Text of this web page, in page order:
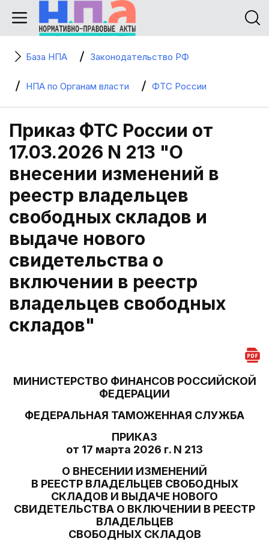
База НПА Законодательство РФ
НПА по Органам власти ФТС России
Приказ ФТС России от
17.03.2026 N 213 "О
внесении изменений в
реестр владельцев
свободных складов и
выдаче нового
свидетельства о
включении в реестр
владельцев свободных
складов"
МИНИСТЕРСТВО ФИНАНСОВ РОССИЙСКОЙ
ФЕДЕРАЦИИ
ФЕДЕРАЛЬНАЯ ТАМОЖЕННАЯ СЛУЖБА
ПРИКАЗ
от 17 марта 2026 г. N 213
О ВНЕСЕНИИ ИЗМЕНЕНИЙ
В РЕЕСТР ВЛАДЕЛЬЦЕВ СВОБОДНЫХ
СКЛАДОВ И ВЫДАЧЕ НОВОГО
СВИДЕТЕЛЬСТВА О ВКЛЮЧЕНИИ В РЕЕСТР
ВЛАДЕЛЬЦЕВ
СВОБОДНЫХ СКЛАДОВ